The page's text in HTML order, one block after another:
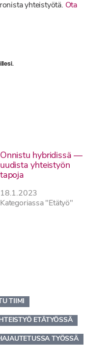
yhteistyötä. Ota
Onnistu hybridissä —
uudista yhteistyön
tapoja
18.1.2023
Kategoriassa "Etätyö"
TIIMI
ETÄTYÖSSÄ
TYÖSSÄ